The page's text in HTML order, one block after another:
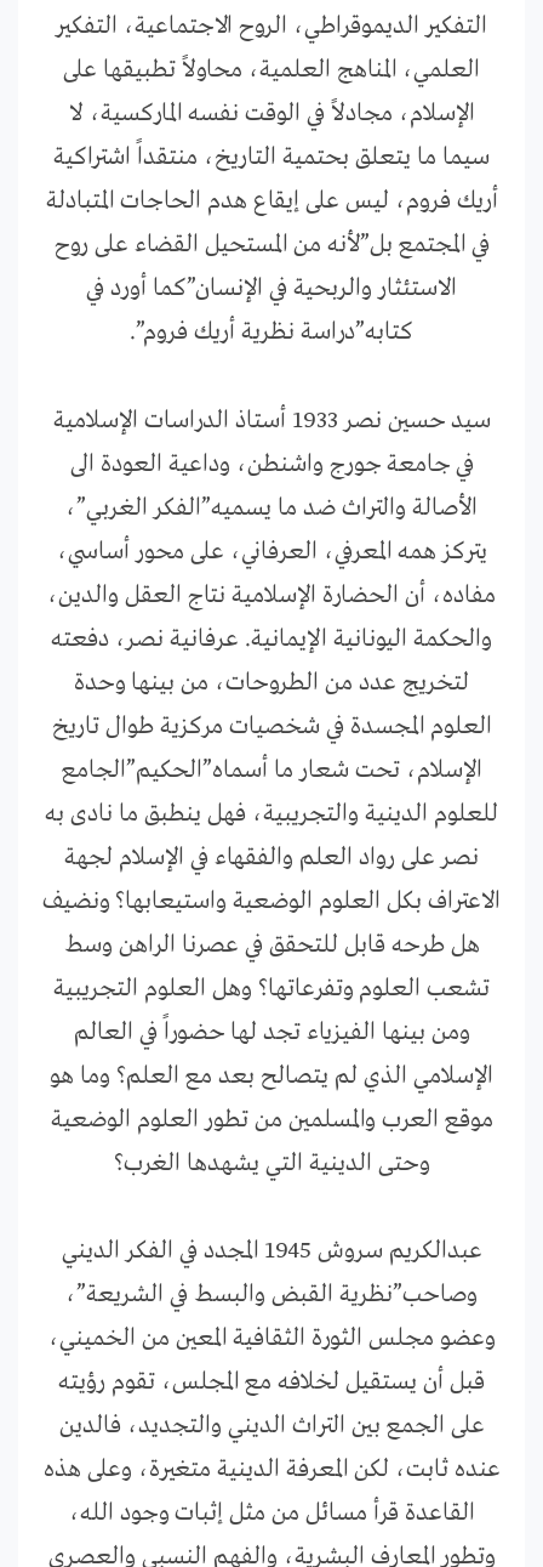
التفكير الديموقراطي، الروح الاجتماعية، التفكير
العلمي، المناهج العلمية، محاولاً تطبيقها على
الإسلام، مجادلاً في الوقت نفسه الماركسية، لا
سيما ما يتعلق بحتمية التاريخ، منتقداً اشتراكية
أريك فروم، ليس على إيقاع هدم الحاجات المتبادلة
في المجتمع بل”لأنه من المستحيل القضاء على روح
الاستئثار والربحية في الإنسان”كما أورد في
كتابه”دراسة نظرية أريك فروم”.
سيد حسين نصر 1933 أستاذ الدراسات الإسلامية
في جامعة جورج واشنطن، وداعية العودة الى
الأصالة والتراث ضد ما يسميه”الفكر الغربي”،
يتركز همه المعرفي، العرفاني، على محور أساسي،
مفاده، أن الحضارة الإسلامية نتاج العقل والدين،
والحكمة اليونانية الإيمانية. عرفانية نصر، دفعته
لتخريج عدد من الطروحات، من بينها وحدة
العلوم المجسدة في شخصيات مركزية طوال تاريخ
الإسلام، تحت شعار ما أسماه”الحكيم”الجامع
للعلوم الدينية والتجريبية، فهل ينطبق ما نادى به
نصر على رواد العلم والفقهاء في الإسلام لجهة
الاعتراف بكل العلوم الوضعية واستيعابها؟ ونضيف
هل طرحه قابل للتحقق في عصرنا الراهن وسط
تشعب العلوم وتفرعاتها؟ وهل العلوم التجريبية
ومن بينها الفيزياء تجد لها حضوراً في العالم
الإسلامي الذي لم يتصالح بعد مع العلم؟ وما هو
موقع العرب والمسلمين من تطور العلوم الوضعية
وحتى الدينية التي يشهدها الغرب؟
عبدالكريم سروش 1945 المجدد في الفكر الديني
وصاحب”نظرية القبض والبسط في الشريعة”،
وعضو مجلس الثورة الثقافية المعين من الخميني،
قبل أن يستقيل لخلافه مع المجلس، تقوم رؤيته
على الجمع بين التراث الديني والتجديد، فالدين
عنده ثابت، لكن المعرفة الدينية متغيرة، وعلى هذه
القاعدة قرأ مسائل من مثل إثبات وجود الله،
وتطور المعارف البشرية، والفهم النسبي والعصري